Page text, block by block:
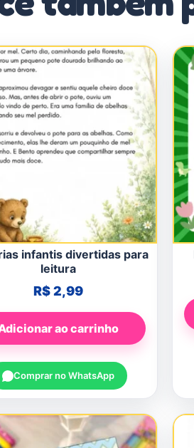
infantis divertidas para
leitura
R$2,99
ao carrinho
Comprar no WhatsApp